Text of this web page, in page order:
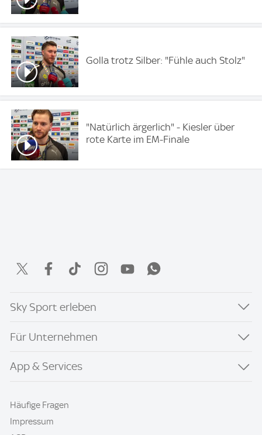
Golla trotz Silber: "Fühle auch Stolz"
"Natürlich ärgerlich" - Kiesler über
rote Karte im EM-Finale
Sky Sport erleben
Für Unternehmen
App & Services
Häufige Fragen
Impressum